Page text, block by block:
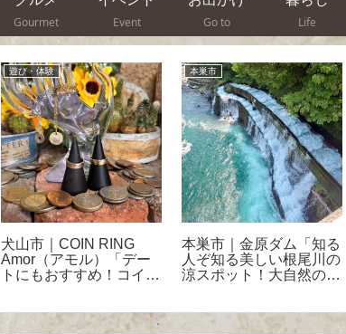
Gourmet
Event
Go to
Life
遊び・体験
犬山市｜COIN RING
Amor（アモル）「デー
トにもおすすめ！コイン
本巣市
本巣市｜金原ダム「知る
人ぞ知る美しい根尾川の
涼スポット！大自然のエ